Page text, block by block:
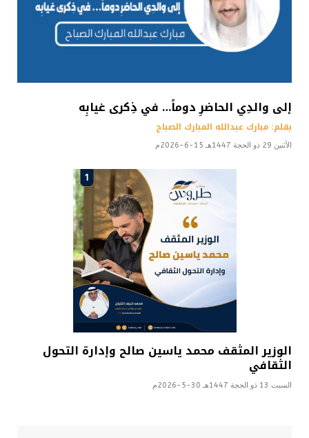
إلى والدِي الحاضرِ دوماً… في ذِكرى غيابِه
بقلم: مبارك عبدالله المبارك الصباح
الأثنين 29 ذو الحجة 1447هـ 15-6-2026م
الوزير المثقف محمد ياسين صالح وإدارة التحول
الثقافي
السبت 13 ذو الحجة 1447هـ 30-5-2026م